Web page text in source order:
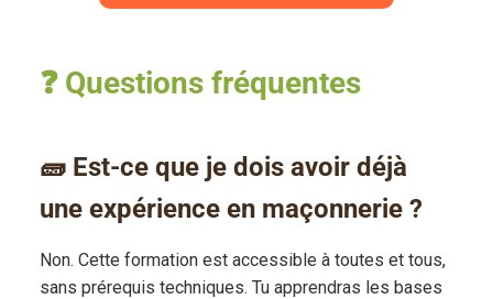
❓ Questions fréquentes
🧱 Est-ce que je dois avoir déjà
une expérience en maçonnerie ?
Non. Cette formation est accessible à toutes et tous,
sans prérequis techniques. Tu apprendras les bases